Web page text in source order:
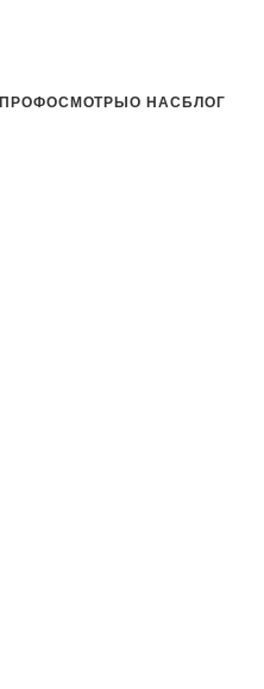
ПРОФОСМОТРЫО НАС БЛОГ